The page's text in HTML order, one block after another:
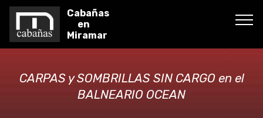
Cabañas
en
Miramar
CARPAS y SOMBRILLAS SIN CARGO en el
BALNEARIO OCEAN